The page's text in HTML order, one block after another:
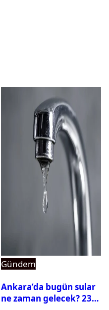
Gündem
Ankara’da bugün sular
ne zaman gelecek? 23